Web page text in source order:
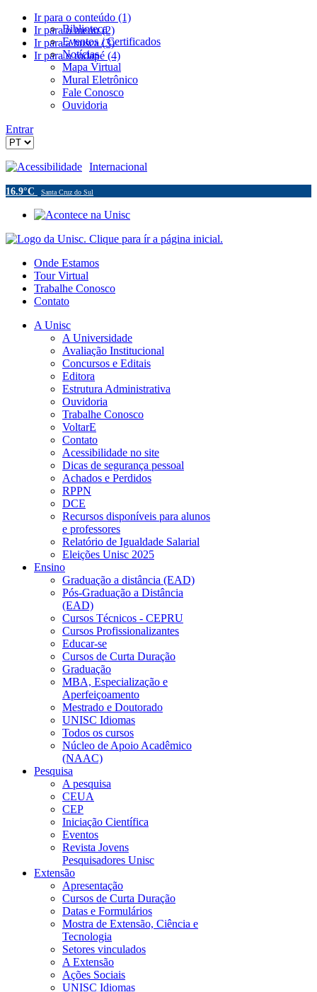
Ir para o conteúdo (1)
Ir para o menu (2)
Ir para a busca (3)
Ir para o rodapé (4)
Biblioteca
Eventos / Certificados
Notícias
Mapa Virtual
Mural Eletrônico
Fale Conosco
Ouvidoria
Entrar
Acessibilidade Internacional
16.9°C Santa Cruz do Sul
Onde Estamos
Tour Virtual
Trabalhe Conosco
Contato
A Unisc
A Universidade
Avaliação Institucional
Concursos e Editais
Editora
Estrutura Administrativa
Ouvidoria
Trabalhe Conosco
VoltarE
Contato
Acessibilidade no site
Dicas de segurança pessoal
Achados e Perdidos
RPPN
DCE
Recursos disponíveis para alunos
e professores
Relatório de Igualdade Salarial
Eleições Unisc 2025
Ensino
Graduação a distância (EAD)
Pós-Graduação a Distância
(EAD)
Cursos Técnicos - CEPRU
Cursos Profissionalizantes
Educar-se
Cursos de Curta Duração
Graduação
MBA, Especialização e
Aperfeiçoamento
Mestrado e Doutorado
UNISC Idiomas
Todos os cursos
Núcleo de Apoio Acadêmico
(NAAC)
Pesquisa
A pesquisa
CEUA
CEP
Iniciação Científica
Eventos
Revista Jovens
Pesquisadores Unisc
Extensão
Apresentação
Cursos de Curta Duração
Datas e Formulários
Mostra de Extensão, Ciência e
Tecnologia
Setores vinculados
A Extensão
Ações Sociais
UNISC Idiomas